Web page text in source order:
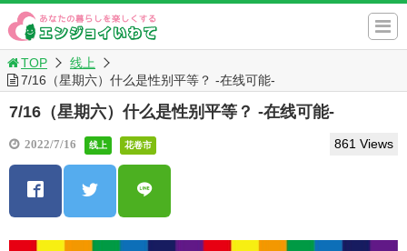
TOP
线上
7/16（星期六）什么是性别平等？ -在线可能-
7/16（星期六）什么是性别平等？ -在线可能-
2022/7/16 线上 花卷市 861 Views